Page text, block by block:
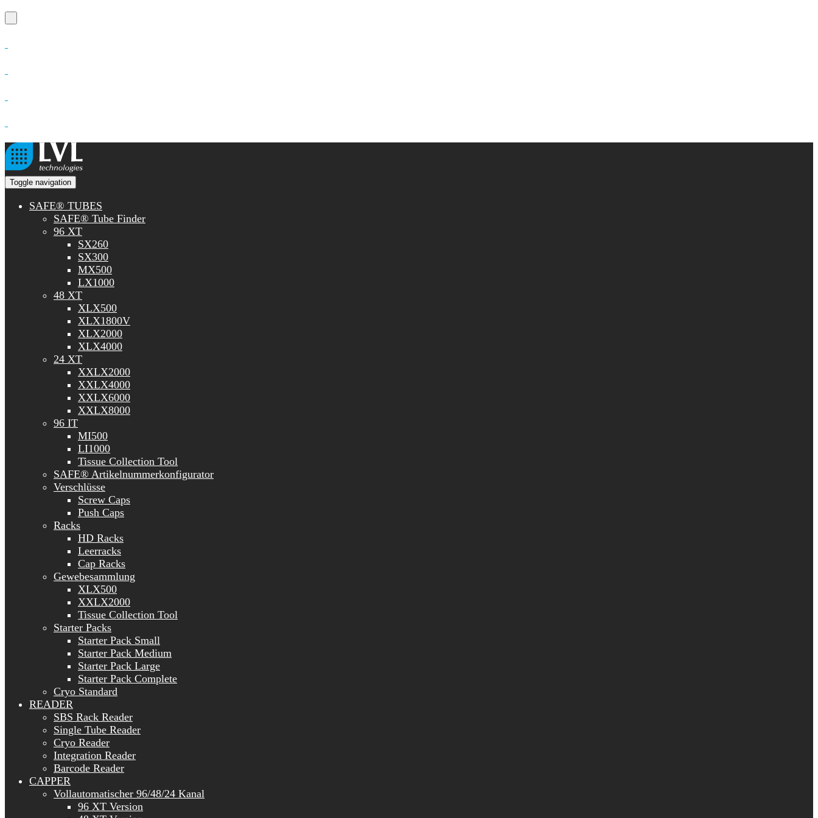
Toggle navigation
SAFE® TUBES
SAFE® Tube Finder
96 XT
SX260
SX300
MX500
LX1000
48 XT
XLX500
XLX1800V
XLX2000
XLX4000
24 XT
XXLX2000
XXLX4000
XXLX6000
XXLX8000
96 IT
MI500
LI1000
Tissue Collection Tool
SAFE® Artikelnummerkonfigurator
Verschlüsse
Screw Caps
Push Caps
Racks
HD Racks
Leerracks
Cap Racks
Gewebesammlung
XLX500
XXLX2000
Tissue Collection Tool
Starter Packs
Starter Pack Small
Starter Pack Medium
Starter Pack Large
Starter Pack Complete
Cryo Standard
READER
SBS Rack Reader
Single Tube Reader
Cryo Reader
Integration Reader
Barcode Reader
CAPPER
Vollautomatischer 96/48/24 Kanal
96 XT Version